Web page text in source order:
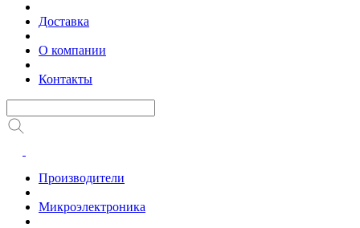
Доставка
О компании
Контакты
Производители
Микроэлектроника